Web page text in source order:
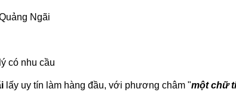
Ngãi
có nhu cầu
lấy uy tín làm hàng đầu, với phương châm "một chữ